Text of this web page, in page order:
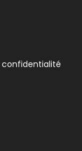
confidentialité